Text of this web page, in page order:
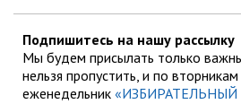
Подпишитесь на нашу рассылку
Мы будем присылать только
нельзя пропустить, и по
еженедельник